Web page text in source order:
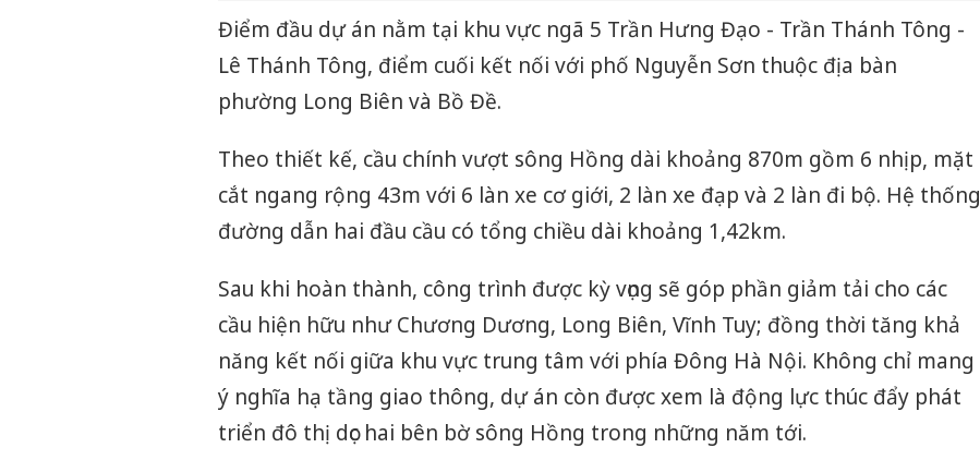
Điểm đầu dự án nằm tại khu vực ngã 5 Trần Hưng Đạo - Trần Thánh Tông -
Lê Thánh Tông, điểm cuối kết nối với phố Nguyễn Sơn thuộc địa bàn
phường Long Biên và Bồ Đề.
Theo thiết kế, cầu chính vượt sông Hồng dài khoảng 870m gồm 6 nhịp, mặt
cắt ngang rộng 43m với 6 làn xe cơ giới, 2 làn xe đạp và 2 làn đi bộ. Hệ thống
đường dẫn hai đầu cầu có tổng chiều dài khoảng 1,42km.
Sau khi hoàn thành, công trình được kỳ vọng sẽ góp phần giảm tải cho các
cầu hiện hữu như Chương Dương, Long Biên, Vĩnh Tuy; đồng thời tăng khả
năng kết nối giữa khu vực trung tâm với phía Đông Hà Nội. Không chỉ mang
ý nghĩa hạ tầng giao thông, dự án còn được xem là động lực thúc đẩy phát
triển đô thị dọc hai bên bờ sông Hồng trong những năm tới.